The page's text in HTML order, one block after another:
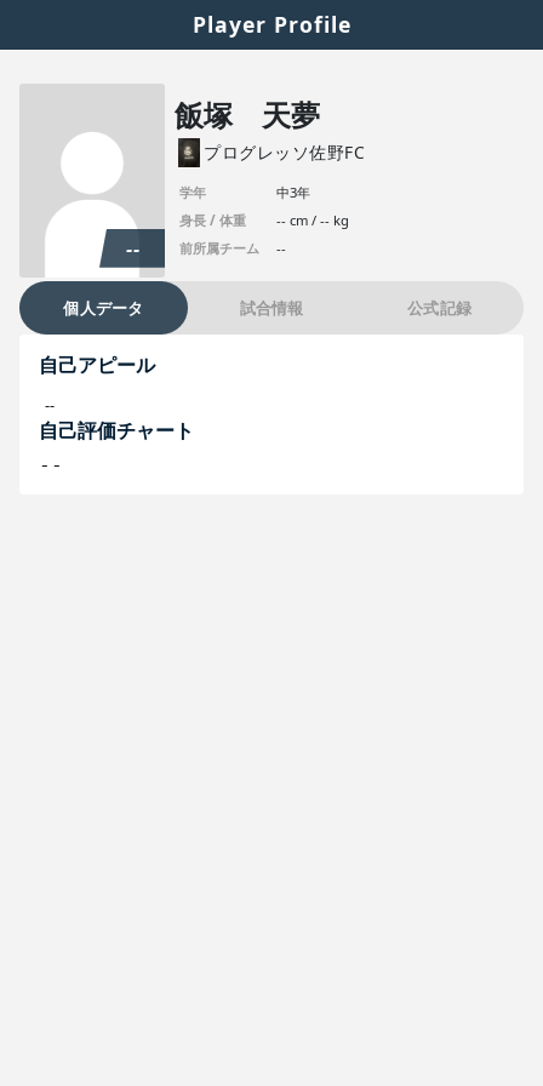
Player Profile
--
飯塚 天夢
プログレッソ佐野FC
学年
中3年
身長 / 体重
-- cm / -- kg
前所属チーム
--
個人データ 試合情報 公式記録
自己アピール
--
自己評価チャート
--